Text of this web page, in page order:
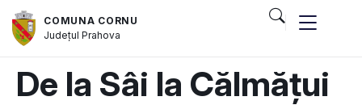
COMUNA CORNU
JudețulPrahova
De la Sâi la Călmățui